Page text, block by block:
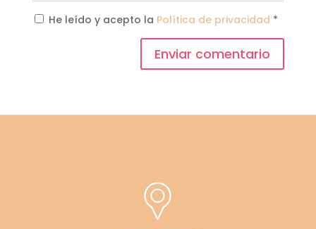
He leído y acepto la Política de privacidad *
Enviar comentario